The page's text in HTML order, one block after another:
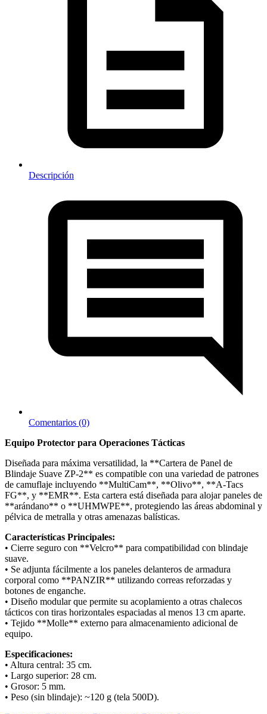
Descripción
Comentarios (0)
Equipo Protector para Operaciones Tácticas
Diseñada para máxima versatilidad, la **Cartera de Panel de
Blindaje Suave ZP-2** es compatible con una variedad de patrones
de camuflaje incluyendo **MultiCam**, **Olivo**, **A-Tacs
FG**, y **EMR**. Esta cartera está diseñada para alojar paneles de
**arándano** o **UHMWPE**, protegiendo las áreas abdominal y
pélvica de metralla y otras amenazas balísticas.
Características Principales:
• Cierre seguro con **Velcro** para compatibilidad con blindaje
suave.
• Se adjunta fácilmente a los paneles delanteros de armadura
corporal como **PANZIR** utilizando correas reforzadas y
botones de enganche.
• Diseño modular que permite su acoplamiento a otras chalecos
tácticos con tiras horizontales espaciadas al menos 13 cm aparte.
• Tejido **Molle** externo para almacenamiento adicional de
equipo.
Especificaciones:
• Altura central: 35 cm.
• Largo superior: 28 cm.
• Grosor: 5 mm.
• Peso (sin blindaje): ~120 g (tela 500D).